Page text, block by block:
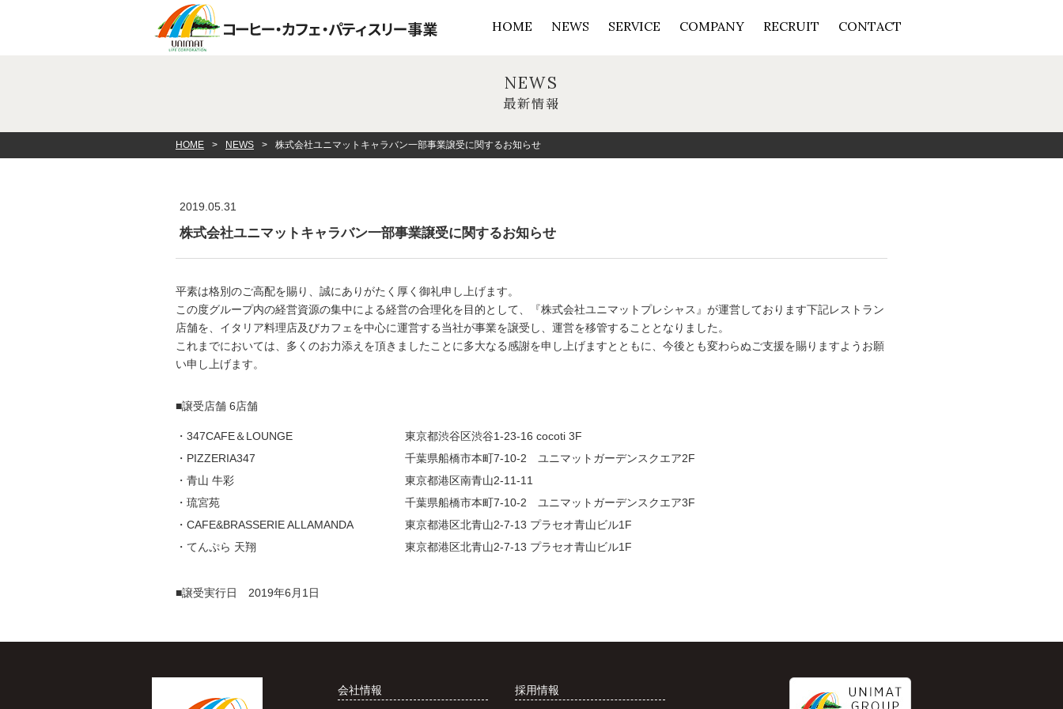
HOME NEWS SERVICE COMPANY RECRUIT CONTACT
NEWS
最新情報
HOME NEWS 株式会社ユニマットキャラバン一部事業譲受に関するお知らせ
2019.05.31
株式会社ユニマットキャラバン一部事業譲受に関するお知らせ
平素は格別のご高配を賜り、誠にありがたく厚く御礼申し上げます。
この度グループ内の経営資源の集中による経営の合理化を目的として、『株式会社ユニマットプレシャス』が運営しております下記レストラン
店舗を、イタリア料理店及びカフェを中心に運営する当社が事業を譲受し、運営を移管することとなりました。
これまでにおいては、多くのお力添えを頂きましたことに多大なる感謝を申し上げますとともに、今後とも変わらぬご支援を賜りますようお願
い申し上げます。
■譲受店舗 6店舗
・347CAFE＆LOUNGE
東京都渋谷区渋谷1-23-16 cocoti 3F
・PIZZERIA347
千葉県船橋市本町7-10-2 ユニマットガーデンスクエア2F
・青山 牛彩
東京都港区南青山2-11-11
・琉宮苑
千葉県船橋市本町7-10-2 ユニマットガーデンスクエア3F
・CAFE&BRASSERIE ALLAMANDA
東京都港区北青山2-7-13 プラセオ青山ビル1F
・てんぷら 天翔
東京都港区北青山2-7-13 プラセオ青山ビル1F
■譲受実行日 2019年6月1日
会社情報 採用情報